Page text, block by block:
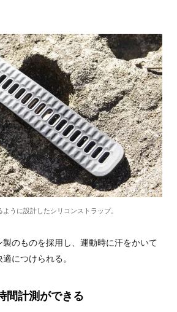
ように設計したシリコンストラップ。
製のものを採用し、運動時に汗をかいて
につけられる。
間計測ができる